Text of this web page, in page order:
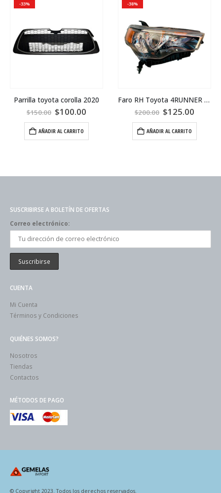
-33%
Parrilla toyota corolla 2020
$150.00 $100.00
AÑADIR AL CARRITO
-38%
Faro RH Toyota 4RUNNER 18
$200.00 $125.00
AÑADIR AL CARRITO
SUSCRIBIRSE A BOLETÍN DE OFERTAS
Correo electrónico:
CUENTA
Mi Cuenta
Términos y Condiciones
QUIÉNES SOMOS?
Nosotros
Tiendas
Contactos
MÉTODOS DE PAGO
© Copyright 2023. Todos los derechos reservados.